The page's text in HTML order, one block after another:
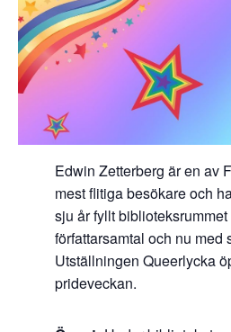
Edwin Zetterberg är en av
mest flitiga besökare och
sju år fyllt biblioteksrummet
författarsamtal och nu med
Utställningen Queerlycka
prideveckan.